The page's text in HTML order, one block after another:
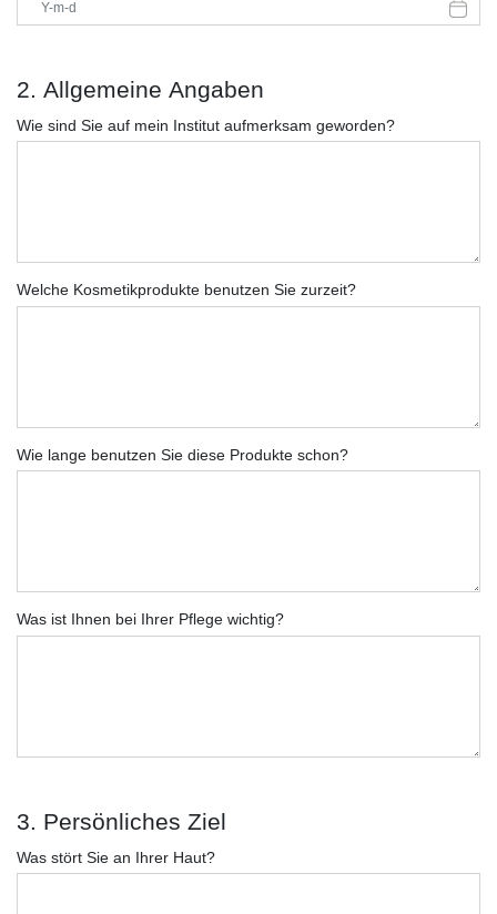
2. Allgemeine Angaben
Wie sind Sie auf mein Institut aufmerksam geworden?
Welche Kosmetikprodukte benutzen Sie zurzeit?
Wie lange benutzen Sie diese Produkte schon?
Was ist Ihnen bei Ihrer Pflege wichtig?
3. Persönliches Ziel
Was stört Sie an Ihrer Haut?